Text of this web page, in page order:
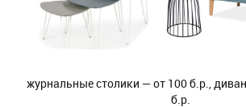
журнальные столики — от 100 б.р.,
б.р.